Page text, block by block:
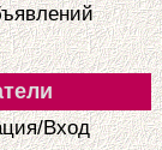
Вход